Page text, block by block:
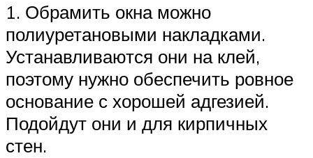
1. Обрамить окна можно
полиуретановыми накладками.
Устанавливаются они на клей,
поэтому нужно обеспечить ровное
основание с хорошей адгезией.
Подойдут они и для кирпичных
стен.